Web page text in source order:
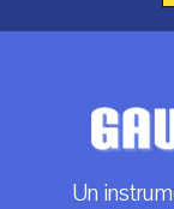
Un